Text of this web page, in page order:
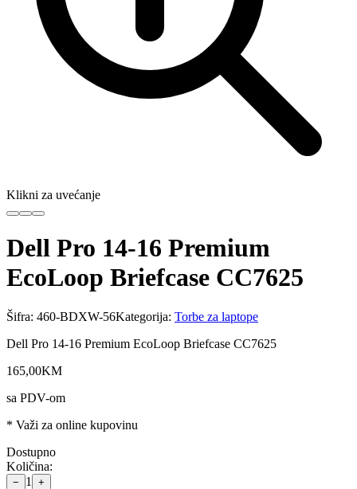
Klikni za uvećanje
Dell Pro 14-16 Premium
EcoLoop Briefcase CC7625
Šifra: 460-BDXW-56Kategorija: Torbe za laptope
Dell Pro 14-16 Premium EcoLoop Briefcase CC7625
165,00KM
sa PDV-om
* Važi za online kupovinu
Dostupno
Količina:
− 1 +